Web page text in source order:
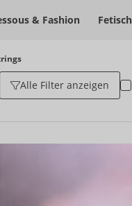
& Fashion Fetisch
Alle Filter anzeigen